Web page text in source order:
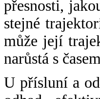
přesnosti,
stejné
může její
narůstá s
U přísluní a